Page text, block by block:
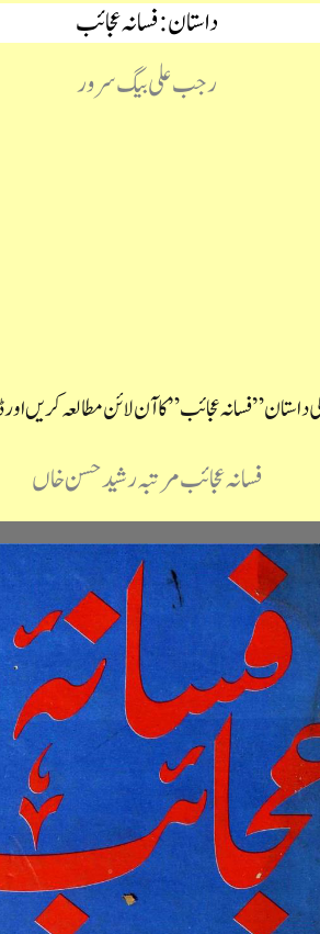
داستان : فسانہ عجائب
رجب علی بیگ سرور
” فسانہ عجائب” کاآن لائن مطالعہ کریں
فسانہ عجائب مرتبہ رشید حسن خاں